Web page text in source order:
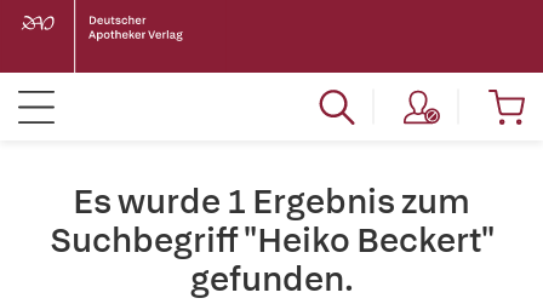
Es wurde 1 Ergebnis zum
Suchbegriff "Heiko Beckert"
gefunden.